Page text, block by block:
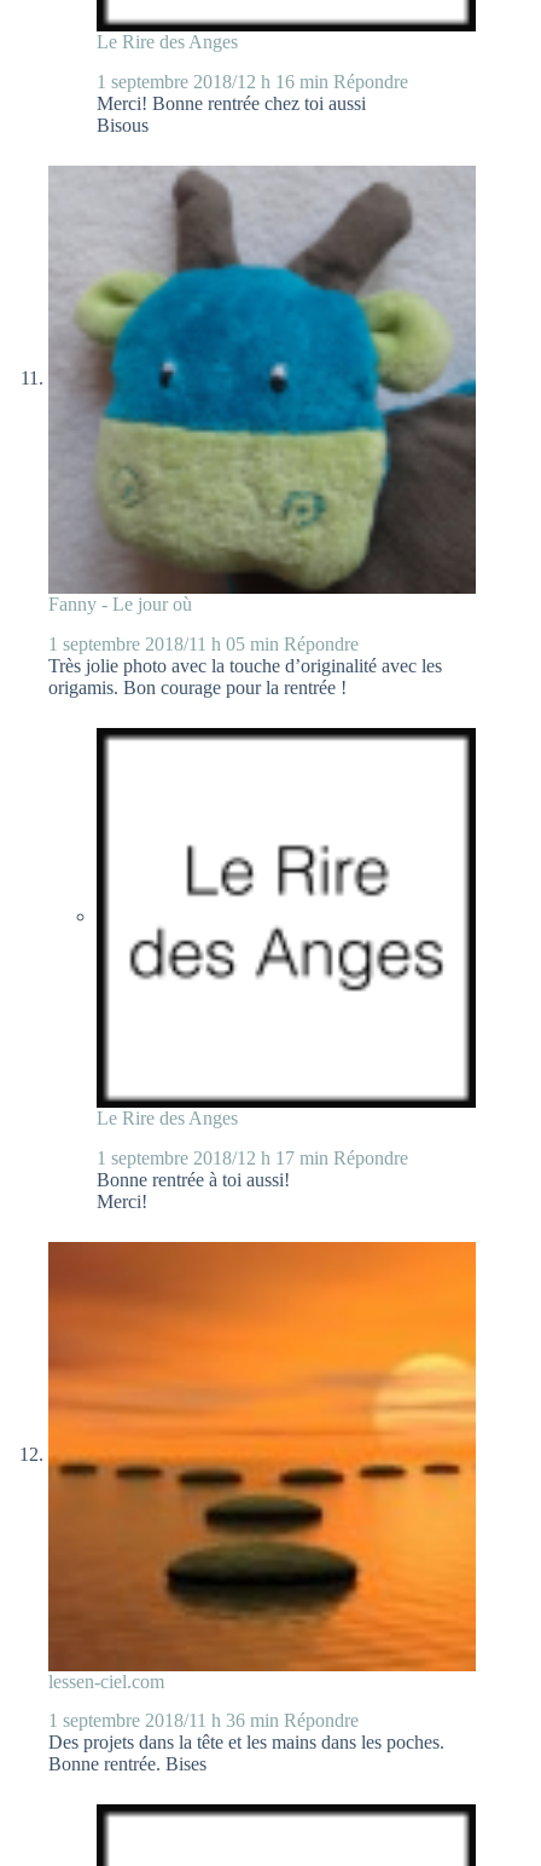
Le Rire des Anges
1 septembre 2018/12 h 16 min Répondre
Merci! Bonne rentrée chez toi aussi
Bisous
Fanny - Le jour où
1 septembre 2018/11 h 05 min Répondre
Très jolie photo avec la touche d’originalité avec les
origamis. Bon courage pour la rentrée !
Le Rire des Anges
1 septembre 2018/12 h 17 min Répondre
Bonne rentrée à toi aussi!
Merci!
lessen-ciel.com
1 septembre 2018/11 h 36 min Répondre
Des projets dans la tête et les mains dans les poches.
Bonne rentrée. Bises